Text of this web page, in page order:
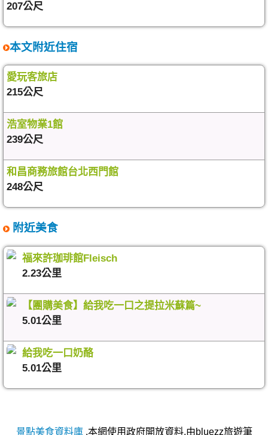
207公尺
本文附近住宿
愛玩客旅店
215公尺
浩室物業1館
239公尺
和昌商務旅館台北西門館
248公尺
附近美食
福來許珈琲館Fleisch
2.23公里
【團購美食】給我吃一口之提拉米蘇篇~
5.01公里
給我吃一口奶酪
5.01公里
景點美食資料庫,本網使用政府開放資料,由bluezz旅遊筆